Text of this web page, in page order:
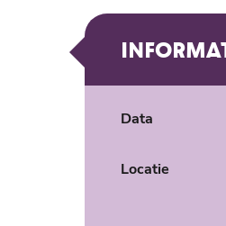
Data
Locatie